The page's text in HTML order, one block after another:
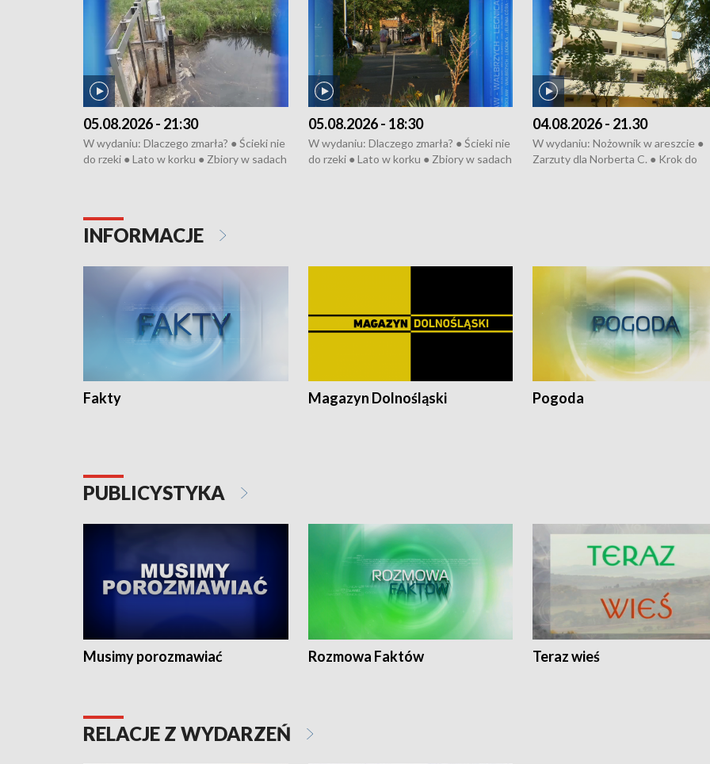
05.08.2026 - 21:30
W wydaniu: Dlaczego zmarła? ● Ścieki nie
do rzeki ● Lato w korku ● Zbiory w sadach
05.08.2026 - 18:30
W wydaniu: Dlaczego zmarła? ● Ścieki nie
do rzeki ● Lato w korku ● Zbiory w sadach
04.08.2026 - 21.30
W wydaniu: Nożownik w areszcie ●
Zarzuty dla Norberta C. ● Krok do
INFORMACJE
Fakty Magazyn Dolnośląski Pogoda
PUBLICYSTYKA
Musimy porozmawiać Rozmowa Faktów Teraz wieś
RELACJE Z WYDARZEŃ